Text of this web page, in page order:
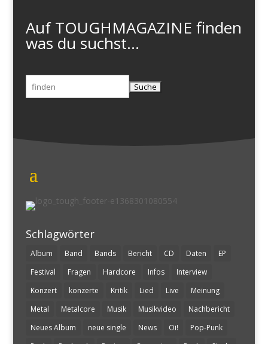
Auf TOUGHMAGAZINE finden
was du suchst...
Suchen
nach:
Schlagwörter
Album Band Bands Bericht CD Daten
EP
Festival
Fragen Hardcore Infos
Interview
Konzert
konzerte Kritik Lied Live
Meinung
Metal
Metalcore Musik Musikvideo
Nachbericht
Neues Album
neue single News Oi!
Pop-Punk